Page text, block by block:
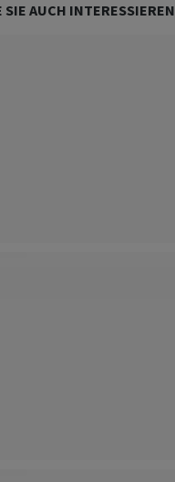
SIE AUCH INTERESSIEREN